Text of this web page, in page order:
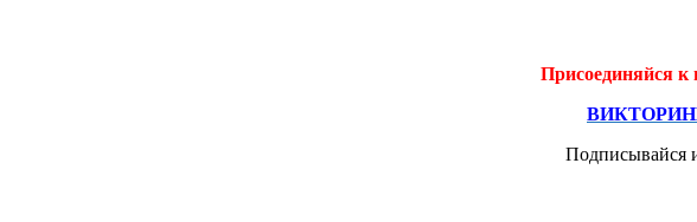
Присоединяйся к
Подписывайся